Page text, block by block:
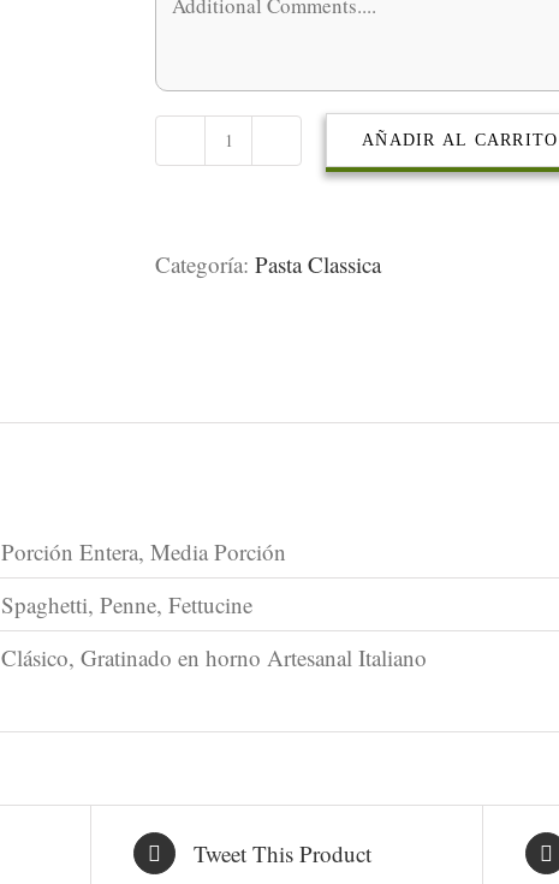
Alla
AÑADIR AL CARRITO
Categoría: Pasta Classica
Porción Entera, Media Porción
Spaghetti, Penne, Fettucine
Clásico, Gratinado en horno Artesanal Italiano
Tweet This Product